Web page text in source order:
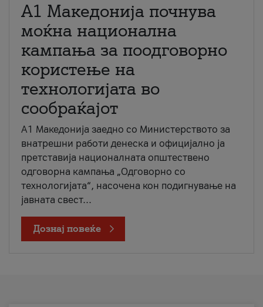
A1 Македонија почнува
моќна национална
кампања за поодговорно
користење на
технологијата во
сообраќајот
A1 Македонија заедно со Министерството за
внатрешни работи денеска и официјално ја
претставија националната општествено
одговорна кампања „Одговорно со
технологијата“, насочена кон подигнување на
јавната свест...
Дознај повеќе